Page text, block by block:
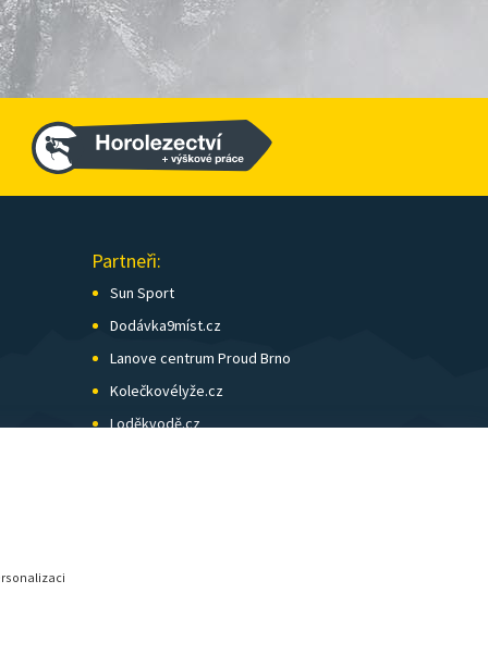
Partneři:
Sun Sport
Dodávka9míst.cz
Lanove centrum Proud Brno
Kolečkovélyže.cz
Loděkvodě.cz